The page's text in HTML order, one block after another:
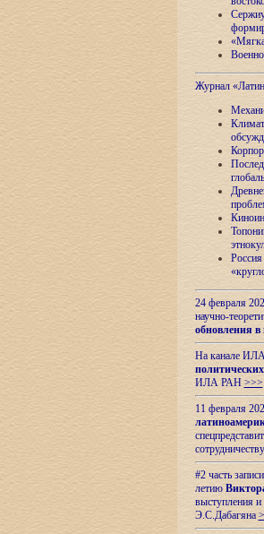
Журнал
24 февраля
научно-
обновления в
На канале
ИЛА РАН >>>
11 февраля
#2 часть
летию
выступления
Э.С.Дабагяна